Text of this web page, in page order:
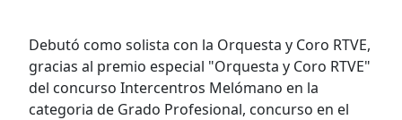
Debutó como solista con la Orquesta y Coro RTVE,
gracias al premio especial "Orquesta y Coro RTVE"
del concurso Intercentros Melómano en la
categoria de Grado Profesional, concurso en el